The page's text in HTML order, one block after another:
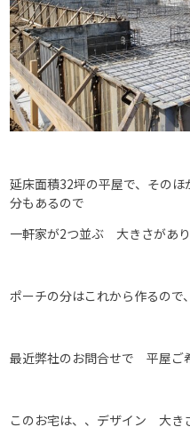
延床面積32坪の平屋で、その
分もあるので
一軒家が2つ並ぶ 大きさがあ
ポーチの分はこれから作るので
最近弊社のお問合せで 平屋ご
このお宅は、、デザイン